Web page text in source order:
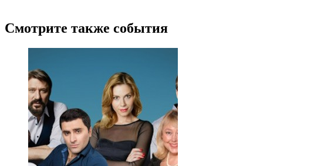
Смотрите также события